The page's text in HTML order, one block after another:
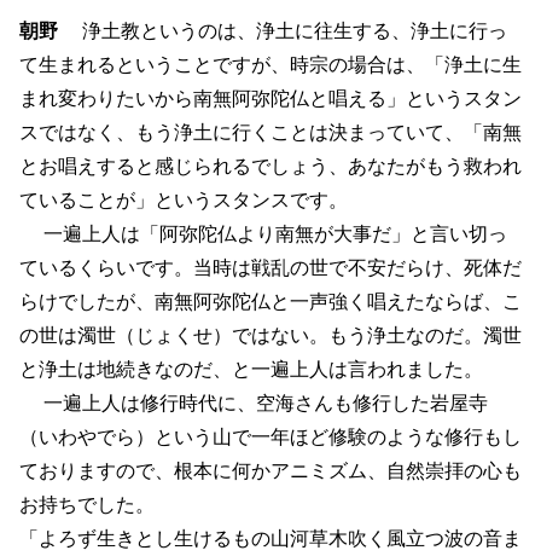
朝野 浄土教というのは、浄土に往生する、浄土に行っ
て生まれるということですが、時宗の場合は、「浄土に生
まれ変わりたいから南無阿弥陀仏と唱える」というスタン
スではなく、もう浄土に行くことは決まっていて、「南無
とお唱えすると感じられるでしょう、あなたがもう救われ
ていることが」というスタンスです。
一遍上人は「阿弥陀仏より南無が大事だ」と言い切っ
ているくらいです。当時は戦乱の世で不安だらけ、死体だ
らけでしたが、南無阿弥陀仏と一声強く唱えたならば、こ
の世は濁世（じょくせ）ではない。もう浄土なのだ。濁世
と浄土は地続きなのだ、と一遍上人は言われました。
一遍上人は修行時代に、空海さんも修行した岩屋寺
（いわやでら）という山で一年ほど修験のような修行もし
ておりますので、根本に何かアニミズム、自然崇拝の心も
お持ちでした。
「よろず生きとし生けるもの山河草木吹く風立つ波の音ま